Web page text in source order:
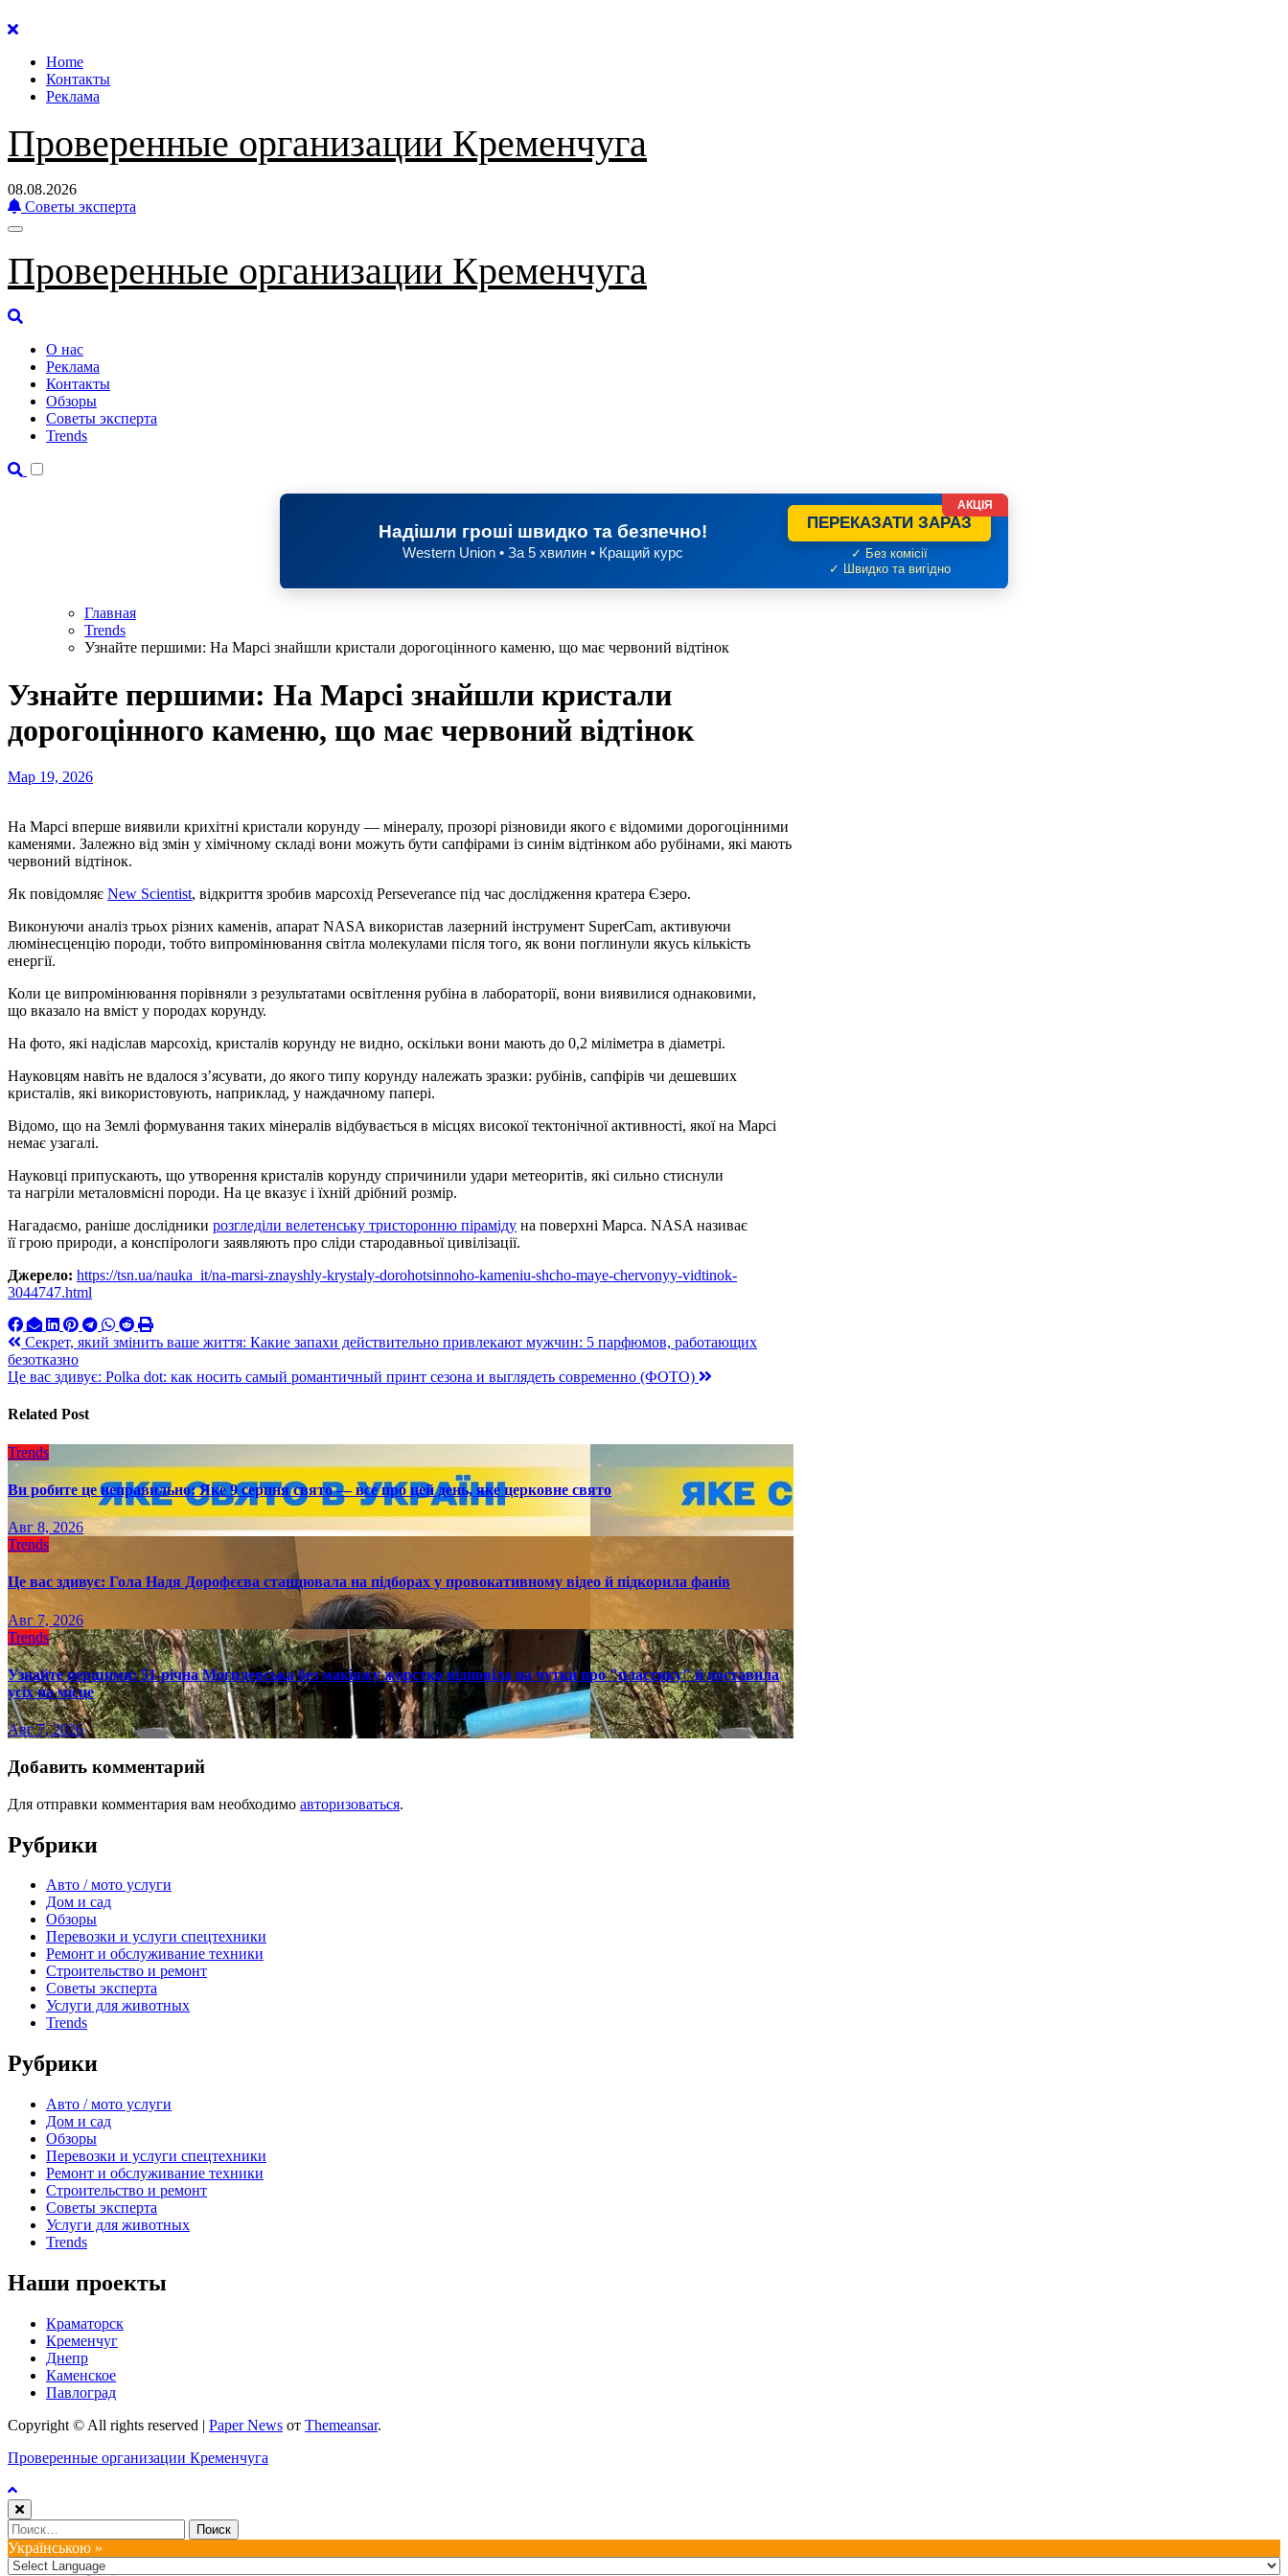
Перейти
содержанию
Home
Контакты
Реклама
Проверенные организации Кременчуга
08.08.2026
Советы эксперта
Проверенные организации Кременчуга
О нас
Реклама
Контакты
Обзоры
Советы эксперта
Trends
Надішли гроші швидко та безпечно!
Western Union • За 5 хвилин • Кращий курс
ПЕРЕКАЗАТИ ЗАРАЗ
✓ Без комісії
✓ Швидко та вигідно
АКЦІЯ
Главная
Trends
Узнайте першими: На Марсі знайшли кристали дорогоцінного каменю, що має червоний відтінок
Узнайте першими: На Марсі знайшли кристали
дорогоцінного каменю, що має червоний відтінок
Мар 19, 2026
На Марсі вперше виявили крихітні кристали корунду — мінералу, прозорі різновиди якого є відомими дорогоцінними
каменями. Залежно від змін у хімічному складі вони можуть бути сапфірами із синім відтінком або рубінами, які мають
червоний відтінок.
Як повідомляє New Scientist, відкриття зробив марсохід Perseverance під час дослідження кратера Єзеро.
Виконуючи аналіз трьох різних каменів, апарат NASA використав лазерний інструмент SuperCam, активуючи
люмінесценцію породи, тобто випромінювання світла молекулами після того, як вони поглинули якусь кількість
енергії.
Коли це випромінювання порівняли з результатами освітлення рубіна в лабораторії, вони виявилися однаковими,
що вказало на вміст у породах корунду.
На фото, які надіслав марсохід, кристалів корунду не видно, оскільки вони мають до 0,2 міліметра в діаметрі.
Науковцям навіть не вдалося з’ясувати, до якого типу корунду належать зразки: рубінів, сапфірів чи дешевших
кристалів, які використовують, наприклад, у наждачному папері.
Відомо, що на Землі формування таких мінералів відбувається в місцях високої тектонічної активності, якої на Марсі
немає узагалі.
Науковці припускають, що утворення кристалів корунду спричинили удари метеоритів, які сильно стиснули
та нагріли металовмісні породи. На це вказує і їхній дрібний розмір.
Нагадаємо, раніше дослідники розгледіли велетенську тристоронню піраміду на поверхні Марса. NASA називає
її грою природи, а конспірологи заявляють про сліди стародавньої цивілізації.
Джерело: https://tsn.ua/nauka_it/na-marsi-znayshly-krystaly-dorohotsinnoho-kameniu-shcho-maye-chervonyy-vidtinok-
3044747.html
Навигация
по
Секрет, який змінить ваше життя: Какие запахи действительно привлекают мужчин: 5 парфюмов, работающих
безотказно
Це вас здивує: Polka dot: как носить самый романтичный принт сезона и выглядеть современно (ФОТО)
Related Post
Trends
Ви робите це неправильно: Яке 9 серпня свято — все про цей день, яке церковне свято
Авг 8, 2026
Trends
Це вас здивує: Гола Надя Дорофєєва станцювала на підборах у провокативному відео й підкорила фанів
Авг 7, 2026
Trends
Узнайте першими: 51-річна Могилевська без макіяжу жорстко відповіла на чутки про "пластику" й поставила
усіх на місце
Авг 7, 2026
Добавить комментарий
Для отправки комментария вам необходимо авторизоваться.
Рубрики
Авто / мото услуги
Дом и сад
Обзоры
Перевозки и услуги спецтехники
Ремонт и обслуживание техники
Строительство и ремонт
Советы эксперта
Услуги для животных
Trends
Рубрики
Авто / мото услуги
Дом и сад
Обзоры
Перевозки и услуги спецтехники
Ремонт и обслуживание техники
Строительство и ремонт
Советы эксперта
Услуги для животных
Trends
Наши проекты
Краматорск
Кременчуг
Днепр
Каменское
Павлоград
Copyright © All rights reserved | Paper News от Themeansar.
Проверенные организации Кременчуга
Найти:
Українською »